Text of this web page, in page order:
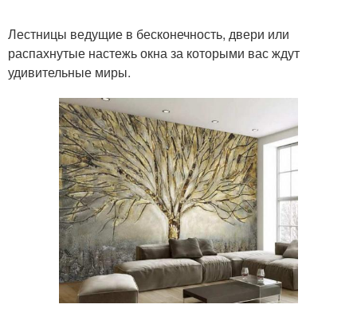
Лестницы ведущие в бесконечность, двери или
распахнутые настежь окна за которыми вас ждут
удивительные миры.